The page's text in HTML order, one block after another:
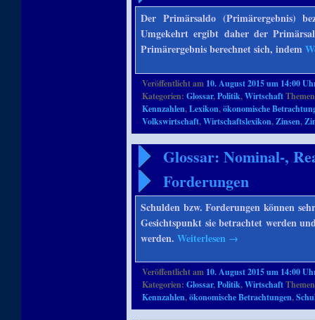
Der Primärsaldo (Primärergebnis)
Umgekehrt ergibt daher der
Primärergebnis berechnet sich, indem
Veröffentlicht am 10. August 2015 um 14:00
Kategorien:Glossar,Politik,Wirtschaft
Kennzahlen,Lexikon,ökonomische
Volkswirtschaft,Wirtschaftslexikon,Zinsen,
Glossar: Nominal-,
Forderungen
Schulden bzw. Forderungen können
Gesichtspunkt sie betrachtet werden
werden.Weiterlesen →
Veröffentlicht am 10. August 2015 um 14:00
Kategorien:Glossar,Politik,Wirtschaft
Kennzahlen,ökonomische Betrachtungen,